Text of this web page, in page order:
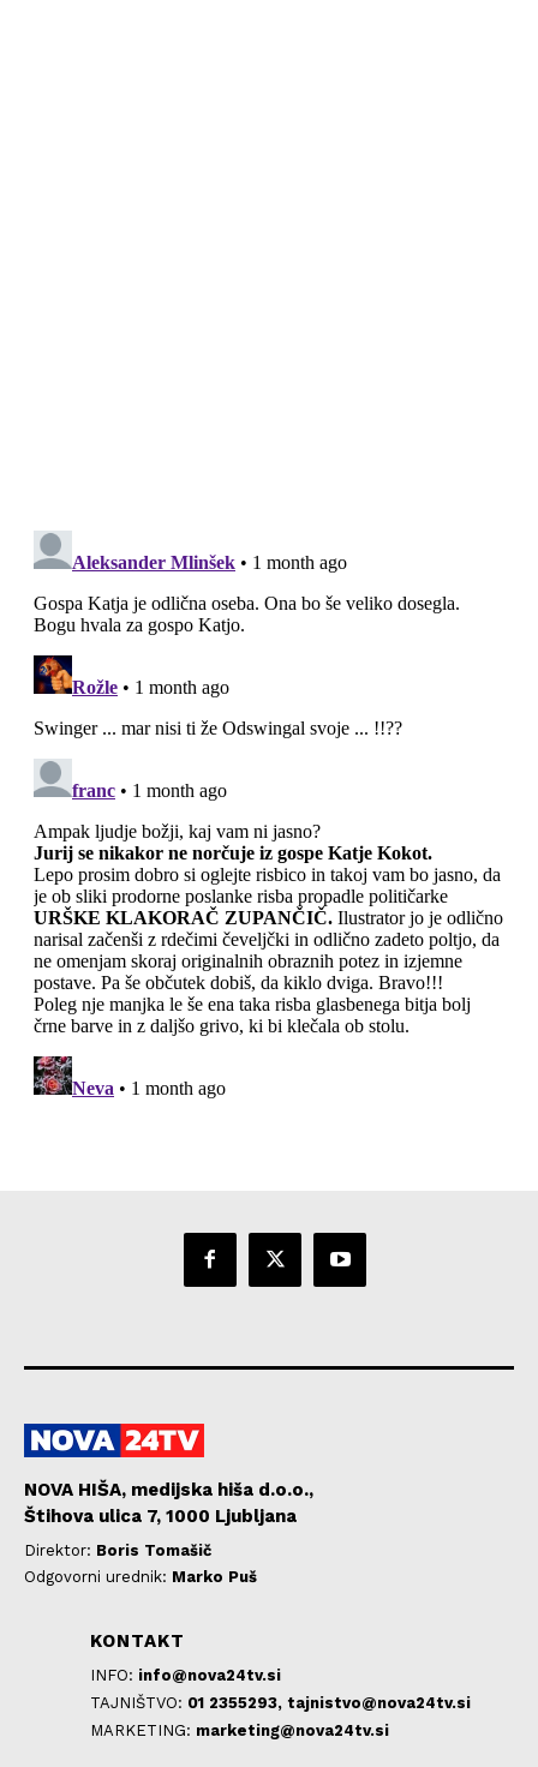
NOVA HIŠA, medijska hiša d.o.o.,
Štihova ulica 7, 1000 Ljubljana
Direktor: Boris Tomašič
Odgovorni urednik: Marko Puš
KONTAKT
INFO: info@nova24tv.si
TAJNIŠTVO: 01 2355293, tajnistvo@nova24tv.si
MARKETING: marketing@nova24tv.si